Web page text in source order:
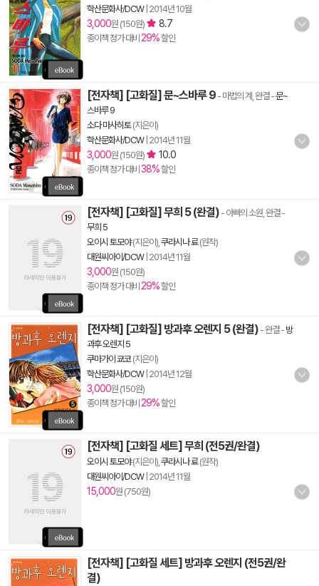
학산문화사/DCW| 2014년 10월
3,000원 (150원) 8.7
종이책 정가 대비 29%할인
[전자책] [고화질] 문~스바루 9 - 마법의 계, 완결-문~
스바루 9
소다 마사히토(지은이)
학산문화사/DCW| 2014년 11월
3,000원 (150원) 10.0
종이책 정가 대비 38%할인
[전자책] [고화질] 무희 5 (완결) - 아빠의 소원, 완결-
무희 5
오이시 토모야(지은이), 쿠라시나 료(원작)
대원씨아이/DCW| 2014년 11월
3,000원 (150원)
종이책 정가 대비 29%할인
[전자책] [고화질] 방과후 오렌지 5 (완결) - 완결- 방
과후 오렌지 5
쿠마가이 쿄코(지은이)
학산문화사/DCW| 2014년 12월
3,000원 (150원)
종이책 정가 대비 29%할인
[전자책] [고화질 세트] 무희 (전5권/완결)
오이시 토모야(지은이), 쿠라시나 료(원작)
대원씨아이/DCW| 2014년 11월
15,000원 (750원)
[전자책] [고화질 세트] 방과후 오렌지 (전5권/완
결)